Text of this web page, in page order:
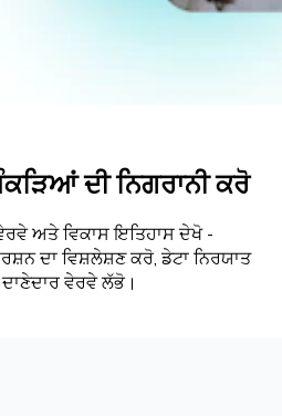
ਦੀ ਨਿਗਰਾਨੀ ਕਰੋ
ਅਤੇ ਵਿਕਾਸ ਇਤਿਹਾਸ ਦੇਖੋ -
ਦਾ ਵਿਸ਼ਲੇਸ਼ਣ ਕਰੋ, ਡੇਟਾ ਨਿਰਯਾਤ
ਵੇਰਵੇ ਲੱਭੋ।